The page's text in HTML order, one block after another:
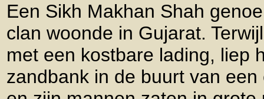
Een Sikh Makhan Shah
clan woonde in Gujarat.
met een kostbare lading, liep
zandbank in de buurt van